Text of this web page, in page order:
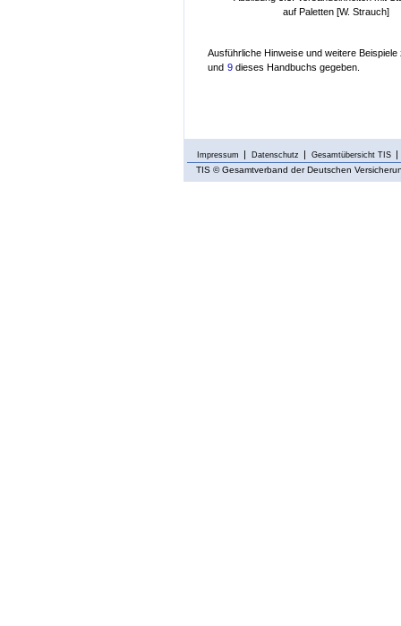
auf Paletten [W. Strauch]
Ausführliche Hinweise und weitere
und 9 dieses Handbuchs gegeben.
Impressum Datenschutz Gesamtübersicht TIS
TIS © Gesamtverband der Deutschen